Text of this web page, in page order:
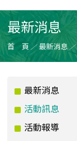
最新消息
首 頁 ／ 最新消息 ／
最新消息
活動訊息
活動報導